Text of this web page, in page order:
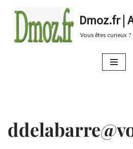
au
Dmoz.fr |
Vous êtes curieux